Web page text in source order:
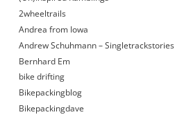
2wheeltrails
Andrea from Iowa
Andrew Schuhmann – Singletrackstories
Bernhard Em
bike drifting
Bikepackingblog
Bikepackingdave